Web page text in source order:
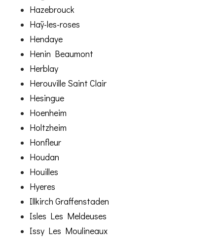
Hazebrouck
Haÿ-les-roses
Hendaye
Henin Beaumont
Herblay
Herouville Saint Clair
Hesingue
Hoenheim
Holtzheim
Honfleur
Houdan
Houilles
Hyeres
Illkirch Graffenstaden
Isles Les Meldeuses
Issy Les Moulineaux